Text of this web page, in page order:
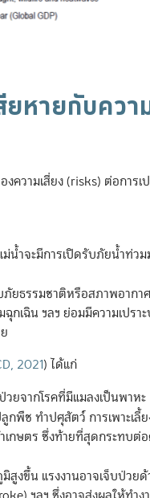
ยหายกับควา
ความเสี่ยง (risks) ต่อการ
น้ำจะมีการเปิดรับภัยน้ำท่ว
ยธรรมชาติหรือสภาพอากา
กเฉิน ฯลฯ ย่อมมีความเปรา
2021) ได้แก่
ยจากโรคที่มีแมลงเป็นพาหะ
พืช ทำปศุสัตว์ การเพาะเลี้
เกษตร ซึ่งท้ายที่สุดกระทบต่
งขึ้น แรงงานอาจเจ็บป่วยด้